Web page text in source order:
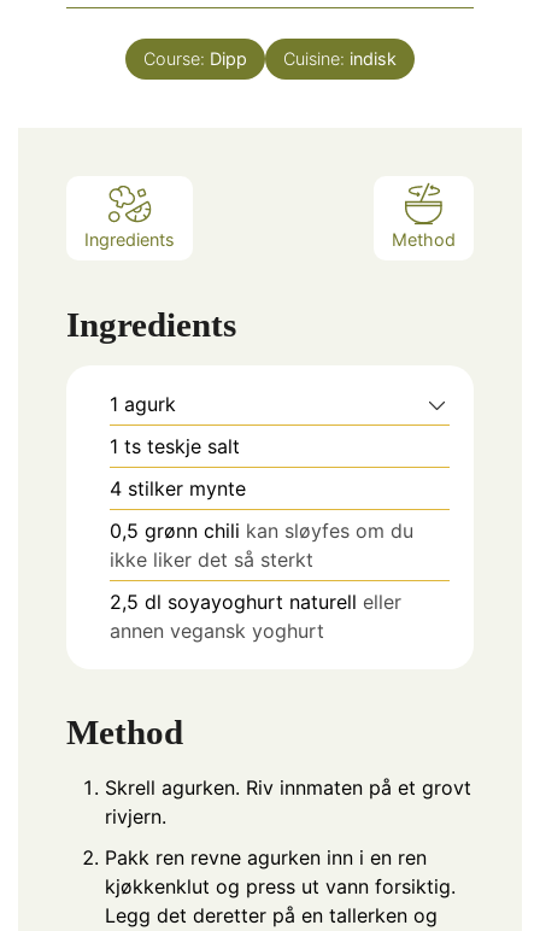
Course: Dipp Cuisine: indisk
Ingredients Method
Ingredients
1 agurk
1 ts teskje salt
4 stilker mynte
0,5 grønn chili kan sløyfes om du
ikke liker det så sterkt
2,5 dl soyayoghurt naturell eller
annen vegansk yoghurt
Method
Skrell agurken. Riv innmaten på et grovt
rivjern.
Pakk ren revne agurken inn i en ren
kjøkkenklut og press ut vann forsiktig.
Legg det deretter på en tallerken og